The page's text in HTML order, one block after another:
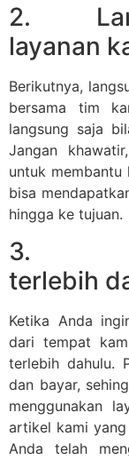
2.
layanan
Berikutnya,
bersama tim
langsung saja
Jangan
untuk membantu
bisa
hingga ke tujuan.
3.
terlebih
Ketika Anda
dari tempat
terlebih dahulu.
dan bayar,
menggunakan
artikel kami
Anda telah